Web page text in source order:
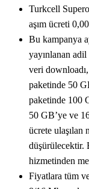
Turkcell
aşım ücreti
Bu kampanya
yayınlanan
veri
paketinde 50
paketinde 100
50 GB’ye ve
ücrete ulaşılan
düşürülecektir.
hizmetinden
Fiyatlara tüm